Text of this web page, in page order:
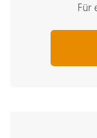
Für